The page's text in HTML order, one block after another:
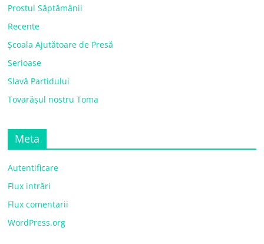
Prostul Săptămânii
Recente
Școala Ajutătoare de Presă
Serioase
Slavă Partidului
Tovarășul nostru Toma
Meta
Autentificare
Flux intrări
Flux comentarii
WordPress.org